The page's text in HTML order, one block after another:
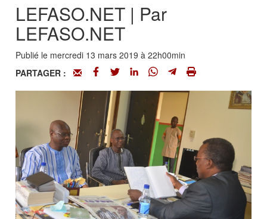
LEFASO.NET | Par
LEFASO.NET
Publié le mercredi 13 mars 2019 à 22h00min
PARTAGER :